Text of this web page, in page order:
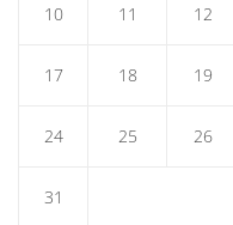
10 11 12
17 18 19
24 25 26
31